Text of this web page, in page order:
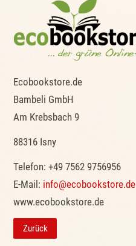
Ecobookstore.de
Bambeli GmbH
Am Krebsbach 9
88316 Isny
Telefon: +49 7562 9756956
E-Mail: info@ecobookstore.de
www.ecobookstore.de
Zurück